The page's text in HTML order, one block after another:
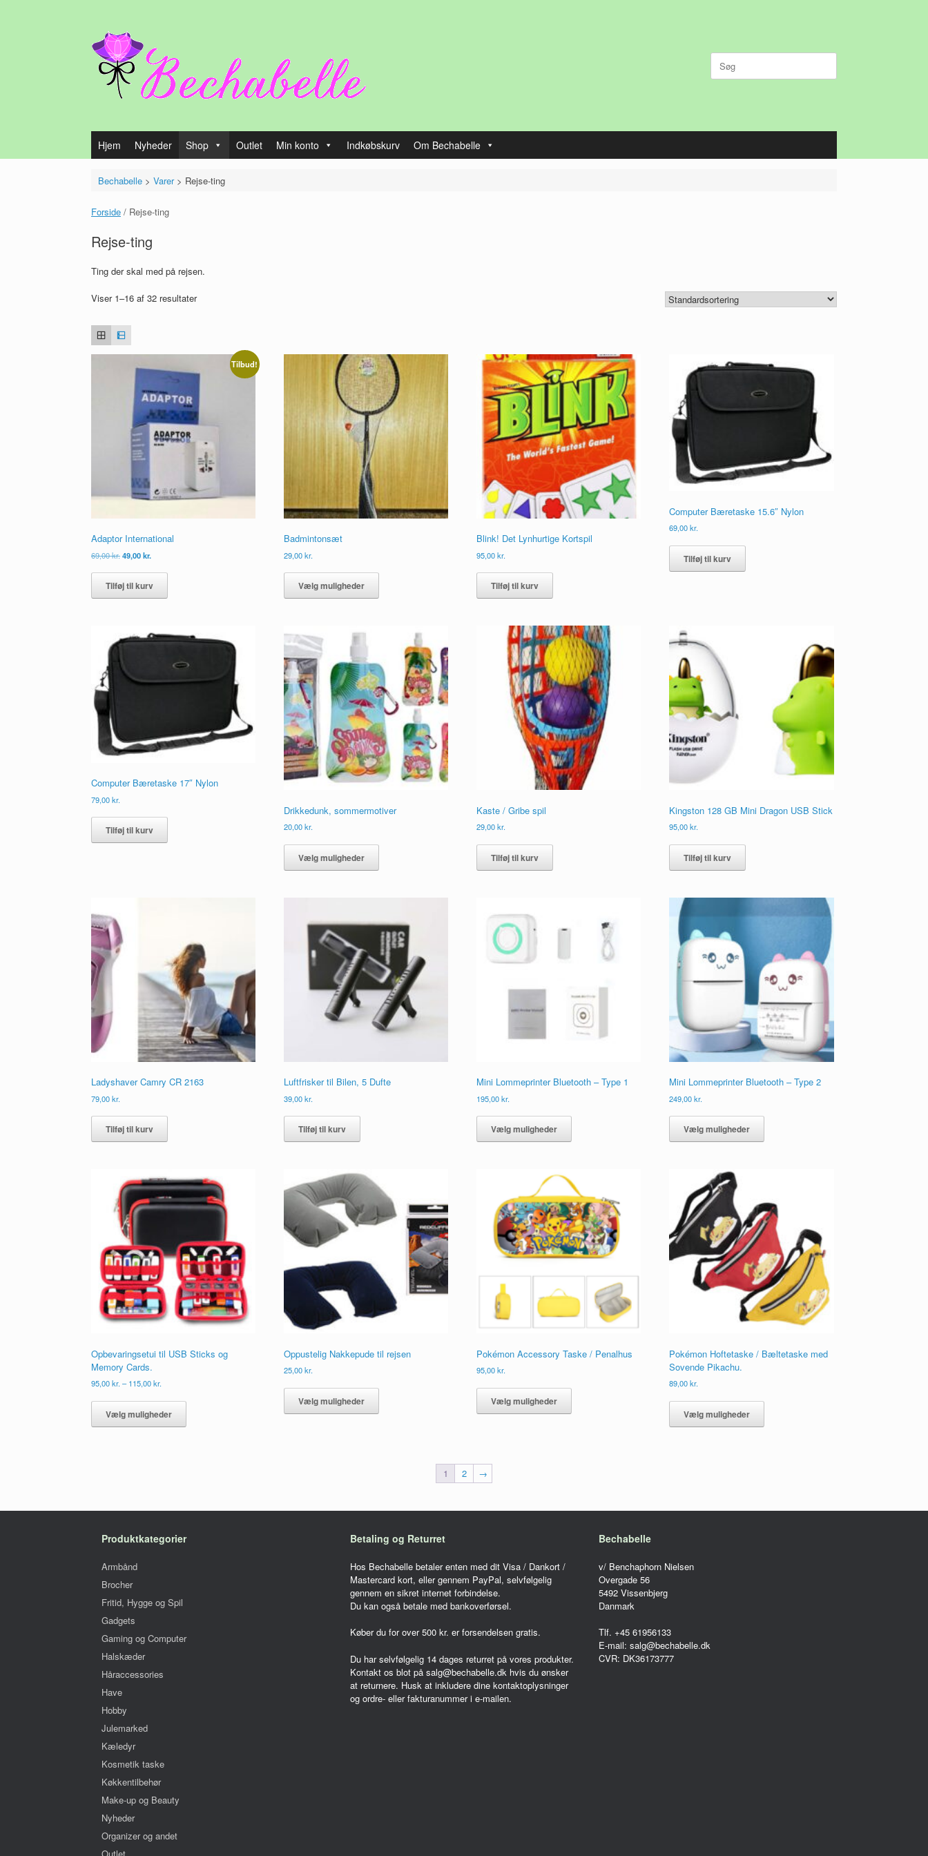
Søg
efter:
Hjem Nyheder Shop Outlet Min konto Indkøbskurv Om Bechabelle
Bechabelle> Varer> Rejse-ting
Forside / Rejse-ting
Rejse-ting
Ting der skal med på rejsen.
Viser 1–16 af 32 resultater
Tilbud!
Adaptor International
69,00kr.Den
pris
var:
69,00 kr..
49,00kr.
pris
er:
49,00 kr..
Tilføj til kurv
Badmintonsæt
29,00kr.
Vælg muligheder
Dette
har
Mulighederne
vælges
på
varesiden
Blink! Det Lynhurtige Kortspil
95,00kr.
Tilføj til kurv
Computer Bæretaske 15.6″ Nylon
69,00kr.
Tilføj til kurv
Computer Bæretaske 17″ Nylon
79,00kr.
Tilføj til kurv
Drikkedunk, sommermotiver
20,00kr.
Vælg muligheder
Dette
har
kan
vælges
på
varesiden
Kaste / Gribe spil
29,00kr.
Tilføj til kurv
Kingston 128 GB Mini Dragon USB Stick
95,00kr.
Tilføj til kurv
Ladyshaver Camry CR 2163
79,00kr.
Tilføj til kurv
Luftfrisker til Bilen, 5 Dufte
39,00kr.
Tilføj til kurv
Mini Lommeprinter Bluetooth – Type 1
195,00kr.
Vælg muligheder
Dette
har
Mulighederne
kan
vælges
på
varesiden
Mini Lommeprinter Bluetooth – Type 2
249,00kr.
Vælg muligheder
Dette
har
vælges
på
varesiden
Opbevaringsetui til USB Sticks og
Memory Cards.
95,00kr.– 115,00kr.
til
115,00 kr.
Vælg muligheder
Dette
har
Oppustelig Nakkepude til rejsen
25,00kr.
Vælg muligheder
Dette
har
Pokémon Accessory Taske / Penalhus
95,00kr.
Vælg muligheder
Dette
har
Pokémon Hoftetaske / Bæltetaske med
Sovende Pikachu.
89,00kr.
Vælg muligheder
Dette
har
1 2 →
Produktkategorier
Armbånd
Brocher
Fritid, Hygge og Spil
Gadgets
Gaming og Computer
Halskæder
Håraccessories
Have
Hobby
Julemarked
Kæledyr
Kosmetik taske
Køkkentilbehør
Make-up og Beauty
Nyheder
Organizer og andet
Betaling og Returret
Hos Bechabelle betaler enten med dit Visa / Dankort /
Mastercard kort, eller gennem PayPal, selvfølgelig
gennem en sikret internet forbindelse.
Du kan også betale med bankoverførsel.
Køber du for over 500 kr. er forsendelsen gratis.
Du har selvfølgelig 14 dages returret på vores produkter.
Kontakt os blot på salg@bechabelle.dk hvis du ønsker
at returnere. Husk at inkludere dine kontaktoplysninger
og ordre- eller fakturanummer i e-mailen.
Bechabelle
v/ Benchaphorn Nielsen
Overgade 56
5492 Vissenbjerg
Danmark
Tlf. +45 61956133
E-mail: salg@bechabelle.dk
CVR: DK36173777